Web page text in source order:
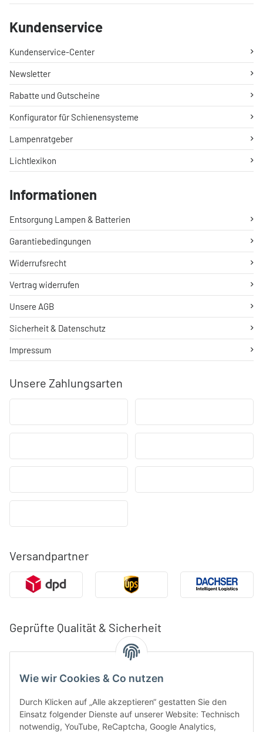
Wie wir Cookies & Co nutzen
Durch Klicken auf „Alle akzeptieren“ gestatten Sie den
Einsatz folgender Dienste auf unserer Website: Technisch
notwendig, YouTube, ReCaptcha, Google Analytics,
Unsere Zahlungsarten
Versandpartner
Geprüfte Qualität & Sicherheit
Kundenservice
Kundenservice-Center
Newsletter
Rabatte und Gutscheine
Konfigurator für Schienensysteme
Lampenratgeber
Lichtlexikon
Informationen
Entsorgung Lampen & Batterien
Garantiebedingungen
Widerrufsrecht
Vertrag widerrufen
Unsere AGB
Sicherheit & Datenschutz
Impressum